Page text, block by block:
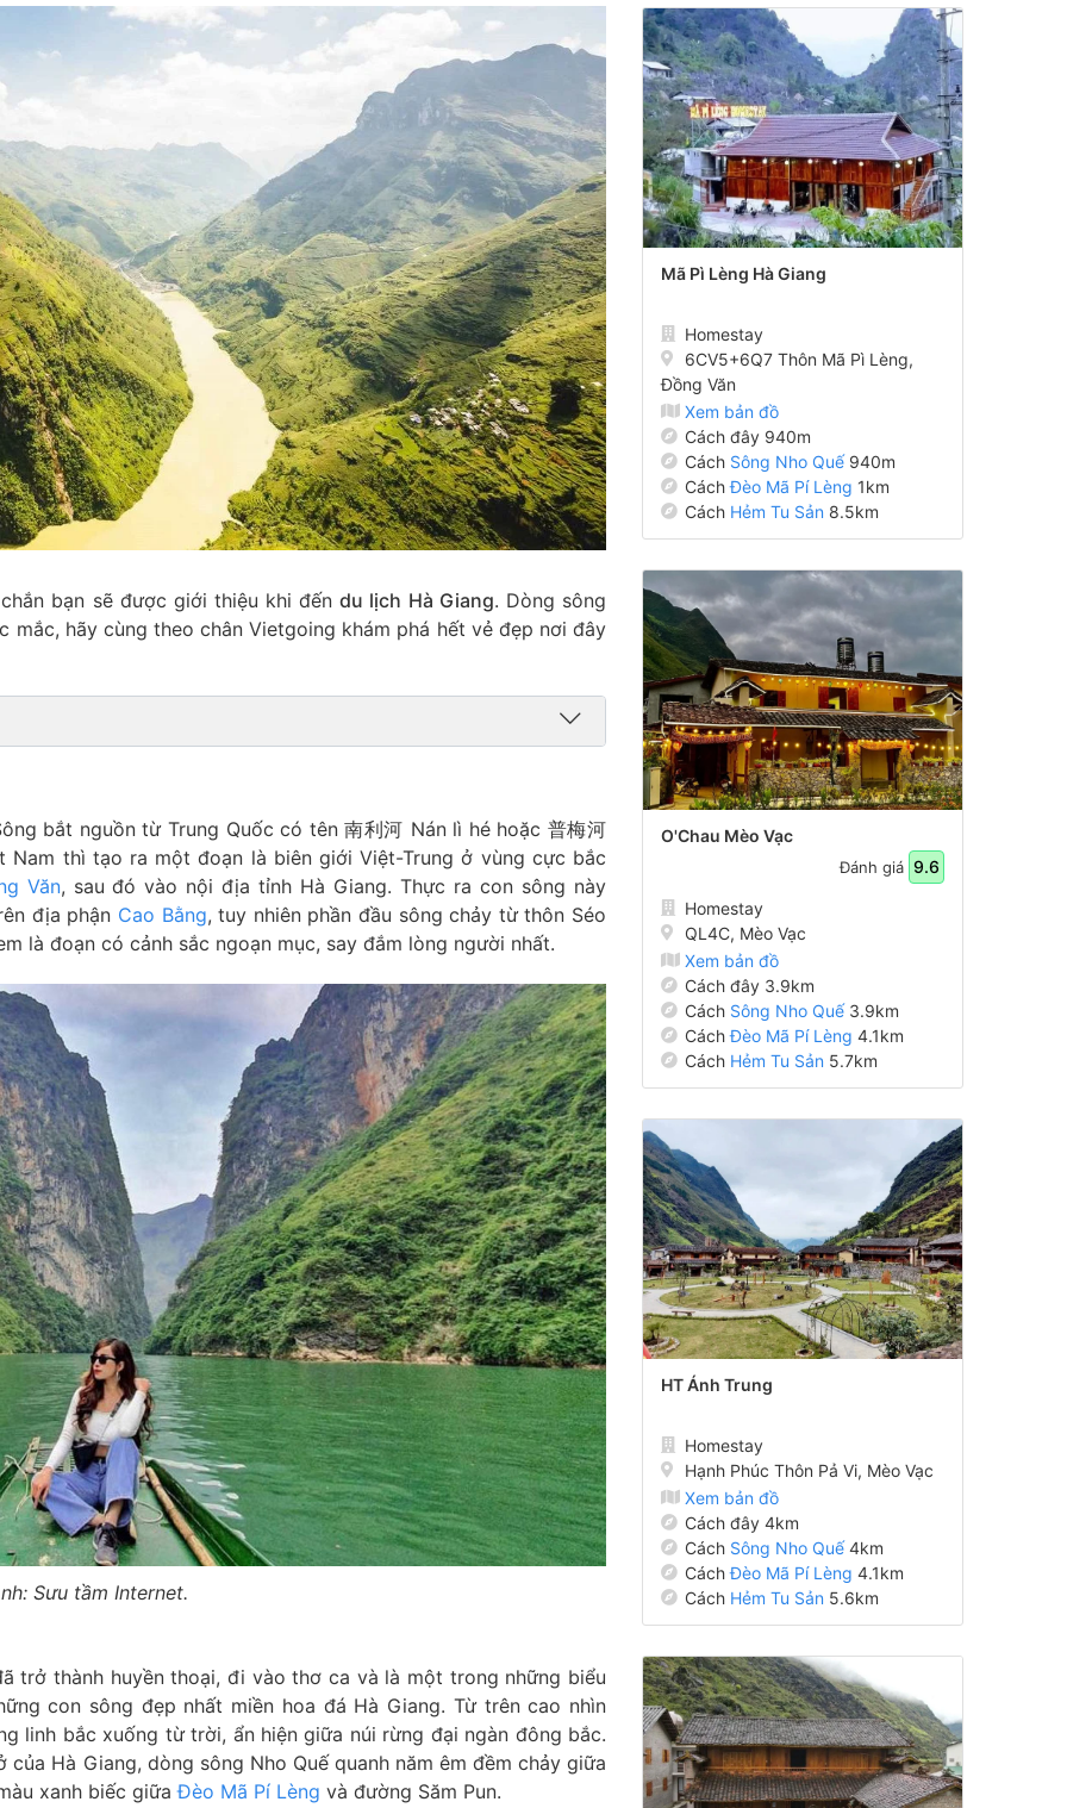
bạn sẽ được giới thiệu khi đếndu lịch Hà Giang. Dòng sông
hãy cùng theo chân Vietgoing khám phá hết vẻ đẹp nơi đây
bắt nguồn từ Trung Quốc có tên 南利河 Nán lì hé hoặc 普梅河
Nam thì tạo ra một đoạn là biên giới Việt-Trung ở vùng cực bắc
Văn, sau đó vào nội địa tỉnh Hà Giang. Thực ra con sông này
địa phận Cao Bằng, tuy nhiên phần đầu sông chảy từ thôn Séo
là đoạn có cảnh sắc ngoạn mục, say đắm lòng người nhất.
Sưu tầm Internet.
trở thành huyền thoại, đi vào thơ ca và là một trong những biểu
con sông đẹp nhất miền hoa đá Hà Giang. Từ trên cao nhìn
linh bắc xuống từ trời, ẩn hiện giữa núi rừng đại ngàn đông bắc.
Hà Giang, dòng sông Nho Quế quanh năm êm đềm chảy giữa
xanh biếc giữaĐèo Mã Pí Lèng và đường Săm Pun.
Mã Pì Lèng Hà Giang
Homestay
6CV5+6Q7 Thôn Mã Pì Lèng,
Đồng Văn
Xem bản đồ
Cách đây 940m
Cách Sông Nho Quế940m
CáchĐèo Mã Pí Lèng 1km
Cách Hẻm Tu Sản 8.5km
O'Chau Mèo Vạc
Đánh giá 9.6
Homestay
QL4C, Mèo Vạc
Xem bản đồ
Cách đây 3.9km
Cách Sông Nho Quế3.9km
CáchĐèo Mã Pí Lèng 4.1km
Cách Hẻm Tu Sản 5.7km
HT Ánh Trung
Homestay
Hạnh Phúc Thôn Pả Vi, Mèo Vạc
Xem bản đồ
Cách đây 4km
Cách Sông Nho Quế4km
CáchĐèo Mã Pí Lèng 4.1km
Cách Hẻm Tu Sản 5.6km